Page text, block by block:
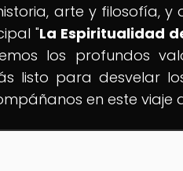
arte y filosofía,
"La Espiritualidad
los profundos
listo para desvelar
en este viaje